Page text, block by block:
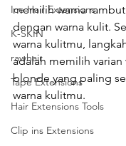
Ice Hair Extensions
K-SKIN
rawhair
Tape Extensions
Hair Extensions Tools
Clip ins Extensions
memilih warna
dengan warna kulit.
warna kulitmu,
adalah memilih varian
blonde yang paling
warna kulitmu.